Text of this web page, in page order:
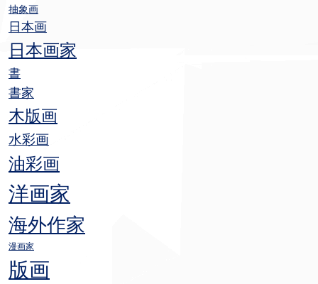
抽象画
日本画
日本画家
書
書家
木版画
水彩画
油彩画
洋画家
海外作家
漫画家
版画